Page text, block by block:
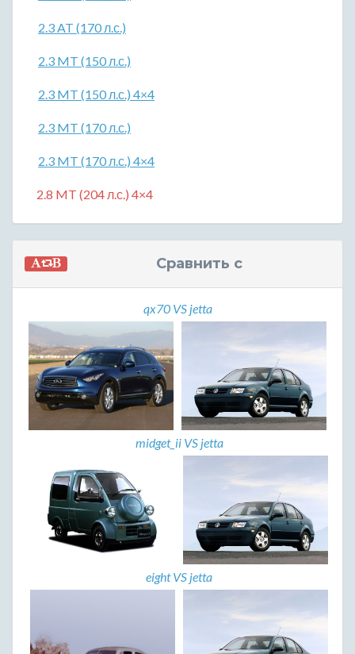
2.3 AT (170 л.с.)
2.3 MT (150 л.с.)
2.3 MT (150 л.с.) 4×4
2.3 MT (170 л.с.)
2.3 MT (170 л.с.) 4×4
2.8 MT (204 л.с.) 4×4
Сравнить с
qx70 VS jetta
midget_ii VS jetta
eight VS jetta